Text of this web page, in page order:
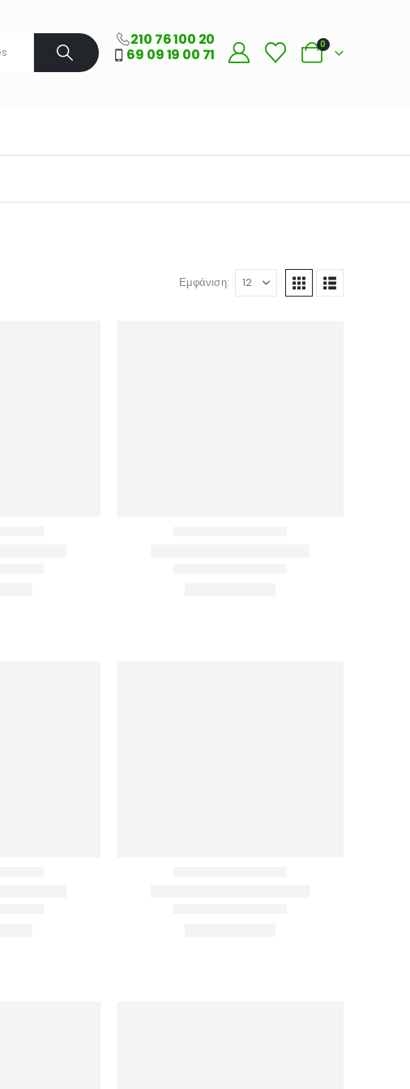
210 76 100 20
69 09 19 00 71
0
Εμφάνιση: